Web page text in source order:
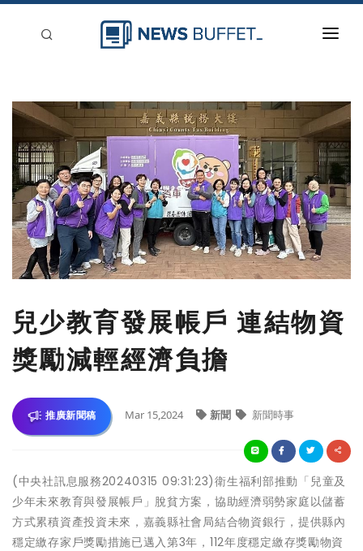
新聞稿分類
登入
刊登
兒少教育發展帳戶 連結物資
獎勵減輕經濟負擔
推廣新聞稿 Mar 15,2024 新聞 新聞時事
(中央社訊息服務20240315 09:31:23)衛生福利部推動「兒童及
少年未來教育與發展帳戶」脫貧方案，協助經濟弱勢家庭以儲蓄
方式累積資產投資未來，嘉義縣社會局結合物資銀行，提供縣內
穩定繳存家戶獎勵措施已邁入第3年，112年度穩定繳存獎勵物資